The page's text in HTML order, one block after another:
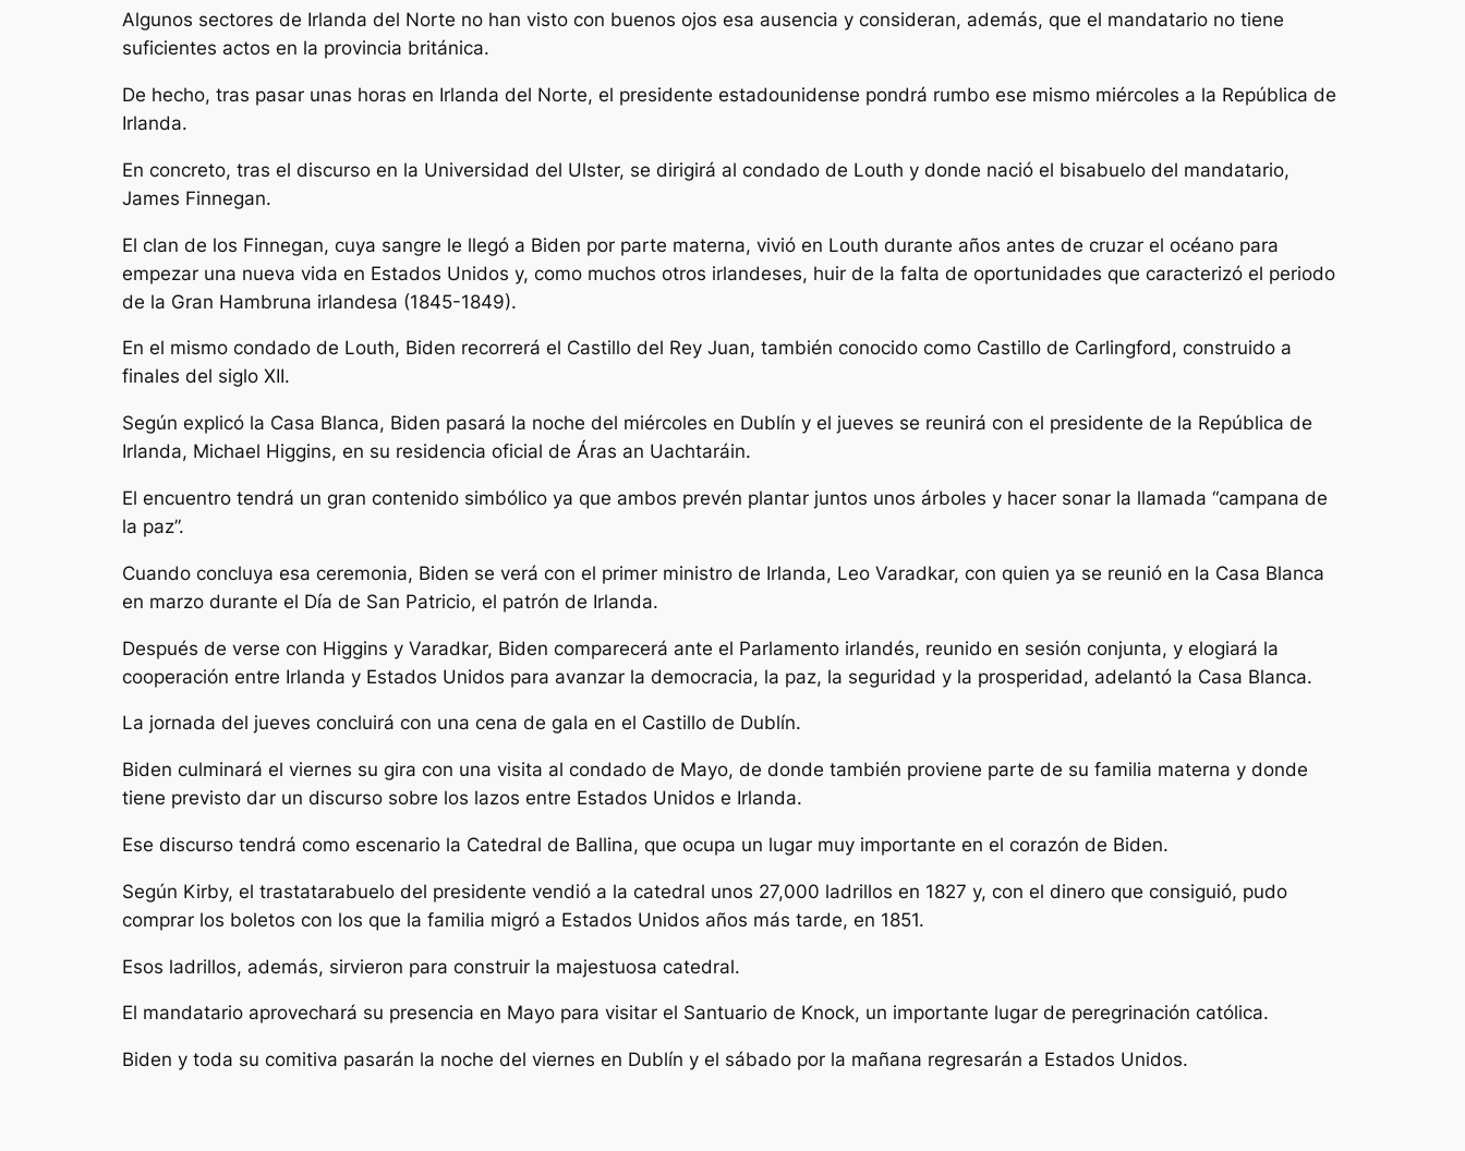
Algunos sectores de Irlanda del Norte no han visto con buenos ojos esa ausencia y consideran, además, que el mandatario no tiene
suficientes actos en la provincia británica.
De hecho, tras pasar unas horas en Irlanda del Norte, el presidente estadounidense pondrá rumbo ese mismo miércoles a la República de
Irlanda.
En concreto, tras el discurso en la Universidad del Ulster, se dirigirá al condado de Louth y donde nació el bisabuelo del mandatario,
James Finnegan.
El clan de los Finnegan, cuya sangre le llegó a Biden por parte materna, vivió en Louth durante años antes de cruzar el océano para
empezar una nueva vida en Estados Unidos y, como muchos otros irlandeses, huir de la falta de oportunidades que caracterizó el periodo
de la Gran Hambruna irlandesa (1845-1849).
En el mismo condado de Louth, Biden recorrerá el Castillo del Rey Juan, también conocido como Castillo de Carlingford, construido a
finales del siglo XII.
Según explicó la Casa Blanca, Biden pasará la noche del miércoles en Dublín y el jueves se reunirá con el presidente de la República de
Irlanda, Michael Higgins, en su residencia oficial de Áras an Uachtaráin.
El encuentro tendrá un gran contenido simbólico ya que ambos prevén plantar juntos unos árboles y hacer sonar la llamada “campana de
la paz”.
Cuando concluya esa ceremonia, Biden se verá con el primer ministro de Irlanda, Leo Varadkar, con quien ya se reunió en la Casa Blanca
en marzo durante el Día de San Patricio, el patrón de Irlanda.
Después de verse con Higgins y Varadkar, Biden comparecerá ante el Parlamento irlandés, reunido en sesión conjunta, y elogiará la
cooperación entre Irlanda y Estados Unidos para avanzar la democracia, la paz, la seguridad y la prosperidad, adelantó la Casa Blanca.
La jornada del jueves concluirá con una cena de gala en el Castillo de Dublín.
Biden culminará el viernes su gira con una visita al condado de Mayo, de donde también proviene parte de su familia materna y donde
tiene previsto dar un discurso sobre los lazos entre Estados Unidos e Irlanda.
Ese discurso tendrá como escenario la Catedral de Ballina, que ocupa un lugar muy importante en el corazón de Biden.
Según Kirby, el trastatarabuelo del presidente vendió a la catedral unos 27,000 ladrillos en 1827 y, con el dinero que consiguió, pudo
comprar los boletos con los que la familia migró a Estados Unidos años más tarde, en 1851.
Esos ladrillos, además, sirvieron para construir la majestuosa catedral.
El mandatario aprovechará su presencia en Mayo para visitar el Santuario de Knock, un importante lugar de peregrinación católica.
Biden y toda su comitiva pasarán la noche del viernes en Dublín y el sábado por la mañana regresarán a Estados Unidos.